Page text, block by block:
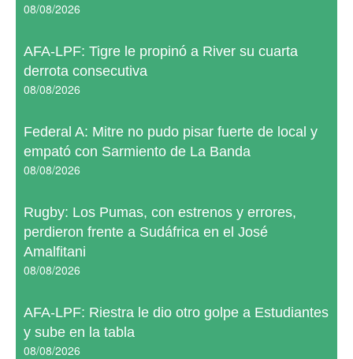
08/08/2026
AFA-LPF: Tigre le propinó a River su cuarta
derrota consecutiva
08/08/2026
Federal A: Mitre no pudo pisar fuerte de local y
empató con Sarmiento de La Banda
08/08/2026
Rugby: Los Pumas, con estrenos y errores,
perdieron frente a Sudáfrica en el José
Amalfitani
08/08/2026
AFA-LPF: Riestra le dio otro golpe a Estudiantes
y sube en la tabla
08/08/2026